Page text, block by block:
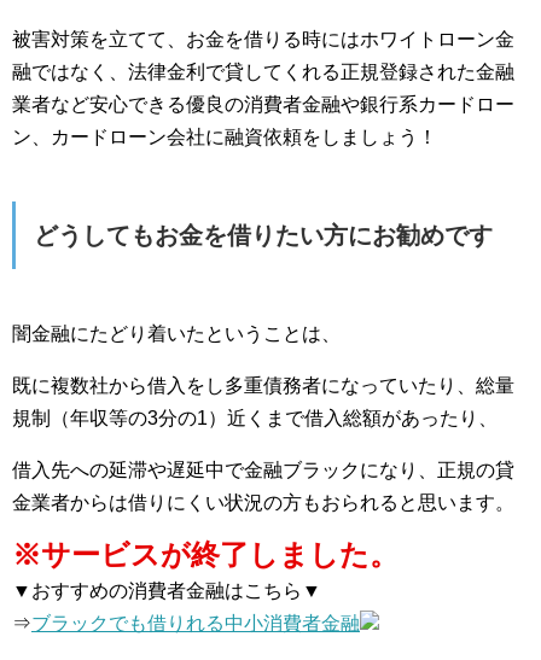
被害対策を立てて、お金を借りる時にはホワイトローン金
融ではなく、法律金利で貸してくれる正規登録された金融
業者など安心できる優良の消費者金融や銀行系カードロー
ン、カードローン会社に融資依頼をしましょう！
どうしてもお金を借りたい方にお勧めです
闇金融にたどり着いたということは、
既に複数社から借入をし多重債務者になっていたり、総量
規制（年収等の3分の1）近くまで借入総額があったり、
借入先への延滞や遅延中で金融ブラックになり、正規の貸
金業者からは借りにくい状況の方もおられると思います。
※サービスが終了しました。
▼おすすめの消費者金融はこちら▼
⇒ブラックでも借りれる中小消費者金融